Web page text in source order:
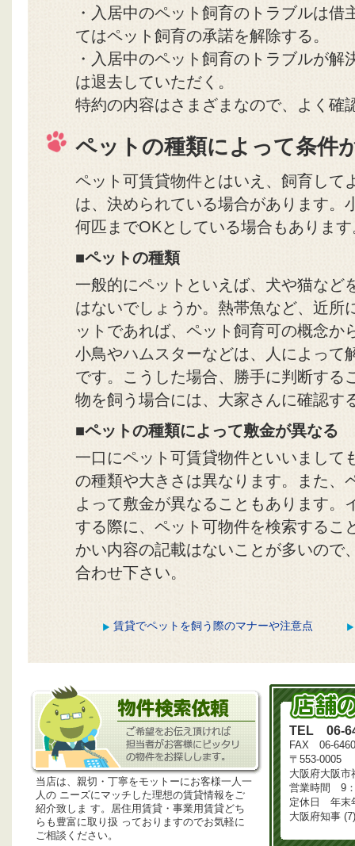
・入居中のペット飼育のトラブルは
てはペット飼育の承諾を解除する。
・入居中のペット飼育のトラブルが
は退去していただく。
特約の内容はさまざまなので、よく確
ペットの種類によって条件
ペット可賃貸物件とはいえ、飼育して
は、決められている場合があります。
何匹までOKとしている場合もありま
■ペットの種類
一般的にペットといえば、犬や猫など
はないでしょうか。熱帯魚など、近所
ットであれば、ペット飼育可の概念か
小鳥やハムスターなどは、人によって
です。こうした場合、勝手に判断する
物を飼う場合には、大家さんに確認す
■ペットの種類によって敷金が異なる
一口にペット可賃貸物件といいまして
の種類や大きさは異なります。また、
よって敷金が異なることもあります。
する際に、ペット可物件を検索するこ
かい内容の記載はないことが多いので
合わせ下さい。
賃貸でペットを飼う際のマナーや注意点
TEL 06-
FAX 06-
〒553-0005
大阪府大阪市
営業時間 9
定休日 年末
大阪府知事
当店は、親切・丁寧をモットーにお客様一人一
人の ニーズにマッチした理想の賃貸情報をご
紹介致しま す。居住用賃貸・事業用賃貸どち
らも豊富に取り扱 っておりますのでお気軽に
ご相談ください。